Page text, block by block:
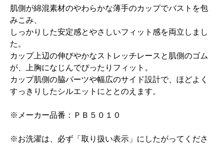
肌側が綿混素材のやわらかな薄手のカップでバストを包
みこみ、
しっかりした安定感とやさしいフィット感を両立しまし
た。
カップ上辺の伸びやかなストレッチレースと肌側のゴム
が、上胸になじんでぴったりフィット。
カップ肌側の脇パーツや幅広のサイド設計で、ほどよく
すっきりしたシルエットにととのえます。
※メーカー品番：ＰＢ５０１０
※お洗濯は、必ず「取り扱い表示」にしたがってくださ